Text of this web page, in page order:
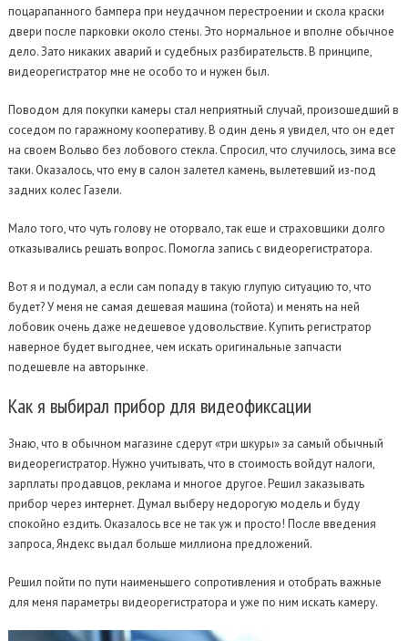
поцарапанного бампера при неудачном перестроении и скола краски
двери после парковки около стены. Это нормальное и вполне обычное
дело. Зато никаких аварий и судебных разбирательств. В принципе,
видеорегистратор мне не особо то и нужен был.
Поводом для покупки камеры стал неприятный случай, произошедший в
соседом по гаражному кооперативу. В один день я увидел, что он едет
на своем Вольво без лобового стекла. Спросил, что случилось, зима все
таки. Оказалось, что ему в салон залетел камень, вылетевший из-под
задних колес Газели.
Мало того, что чуть голову не оторвало, так еще и страховщики долго
отказывались решать вопрос. Помогла запись с видеорегистратора.
Вот я и подумал, а если сам попаду в такую глупую ситуацию то, что
будет? У меня не самая дешевая машина (тойота) и менять на ней
лобовик очень даже недешевое удовольствие. Купить регистратор
наверное будет выгоднее, чем искать оригинальные запчасти
подешевле на авторынке.
Какя выбирал прибор для видеофиксации
Знаю, что в обычном магазине сдерут «три шкуры» за самый обычный
видеорегистратор. Нужно учитывать, что в стоимость войдут налоги,
зарплаты продавцов, реклама и многое другое. Решил заказывать
прибор через интернет. Думал выберу недорогую модель и буду
спокойно ездить. Оказалось все не так уж и просто! После введения
запроса, Яндекс выдал больше миллиона предложений.
Решил пойти по пути наименьшего сопротивления и отобрать важные
для меня параметры видеорегистратора и уже по ним искать камеру.